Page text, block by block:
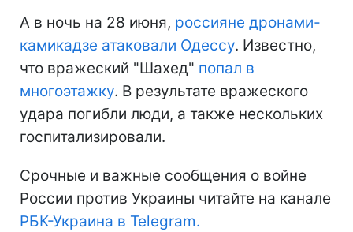
А в ночь на 28 июня, россияне дронами-
камикадзе атаковали Одессу. Известно,
что вражеский "Шахед" попал в
многоэтажку. В результате вражеского
удара погибли люди, а также нескольких
госпитализировали.
Срочные и важные сообщения о войне
России против Украины читайте на канале
РБК-Украина в Telegram.